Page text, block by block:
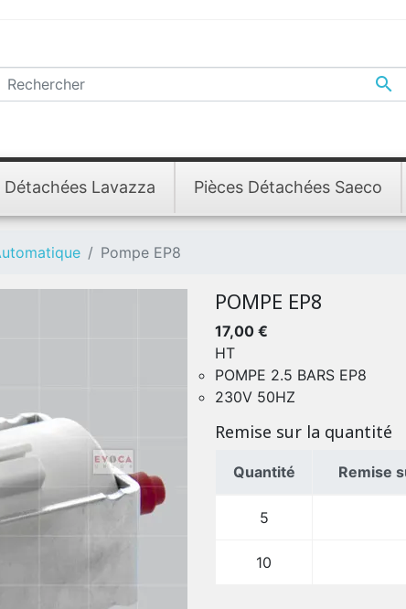

Détachées Lavazza Pièces Détachées Saeco
Pompe EP8
POMPE EP8
17,00 €
HT
POMPE 2.5 BARS EP8
230V 50HZ
Remise sur la quantité
Quantité Remise
5
10